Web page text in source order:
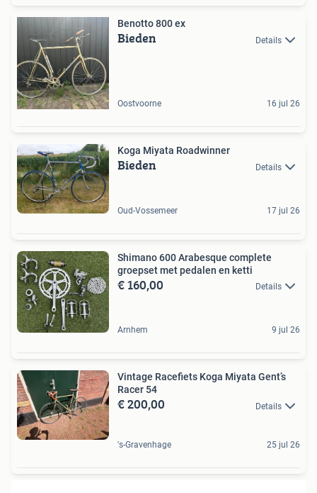
Benotto 800 ex
Bieden Details
Oostvoorne 16 jul 26
Koga Miyata Roadwinner
Bieden Details
Oud-Vossemeer 17 jul 26
Shimano 600 Arabesque complete
groepset met pedalen en ketti
€ 160,00 Details
Arnhem 9 jul 26
Vintage Racefiets Koga Miyata Gent’s
Racer 54
€ 200,00 Details
's-Gravenhage 25 jul 26